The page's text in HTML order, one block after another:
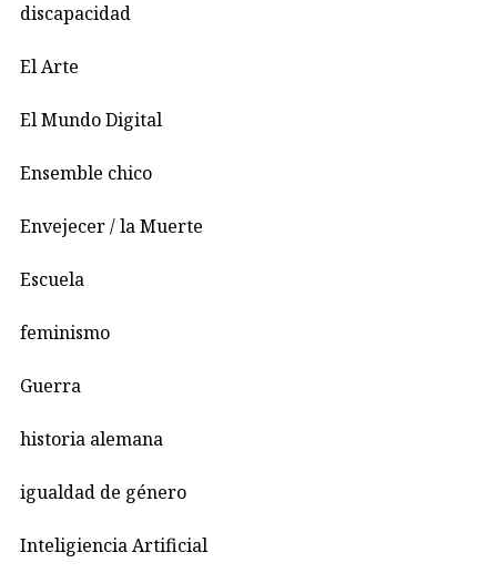
discapacidad
El Arte
El Mundo Digital
Ensemble chico
Envejecer / la Muerte
Escuela
feminismo
Guerra
historia alemana
igualdad de género
Inteligiencia Artificial